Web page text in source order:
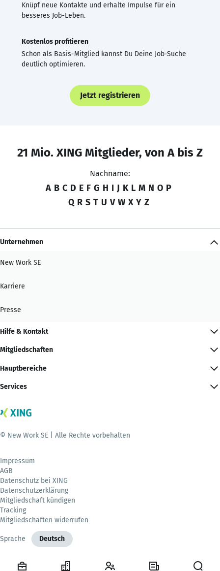
Knüpf neue Kontakte und erhalte Impulse für ein
besseres Job-Leben.
Kostenlos profitieren
Schon als Basis-Mitglied kannst Du Deine Job-Suche
deutlich optimieren.
Jetzt registrieren
21 Mio. XING Mitglieder, von A bis Z
Nachname:
A B C D E F G H I J K L M N O P
Q R S T U V W X Y Z
Unternehmen
New Work SE
Karriere
Presse
Hilfe & Kontakt
Mitgliedschaften
Hauptbereiche
Services
© New Work SE | Alle Rechte vorbehalten
Impressum
AGB
Datenschutz bei XING
Datenschutzerklärung
Mitgliedschaft kündigen
Tracking
Mitgliedschaften widerrufen
Sprache Deutsch